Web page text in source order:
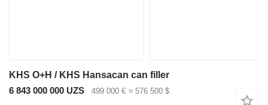
KHS O+H / KHS Hansacan can filler
6 843 000 000 UZS
499 000 € ≈ 576 500 $